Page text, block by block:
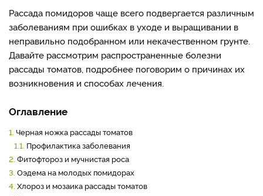
Рассада помидоров чаще всего подвергается различным
заболеваниям при ошибках в уходе и выращивании в
неправильно подобранном или некачественном грунте.
Давайте рассмотрим распространенные болезни
рассады томатов, подробнее поговорим о причинах их
возникновения и способах лечения.
Оглавление
1. Черная ножка рассады томатов
1.1. Профилактика заболевания
2. Фитофтороз и мучнистая роса
3. Оэдема на молодых помидорах
4. Хлороз и мозаика рассады томатов